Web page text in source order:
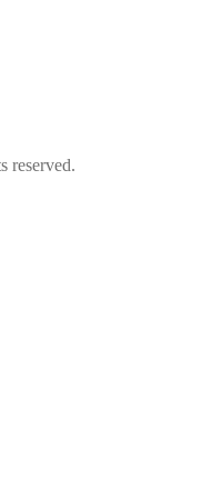
reserved.